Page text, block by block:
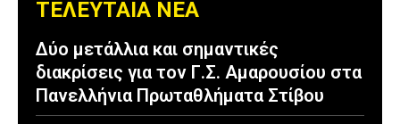
ΤΕΛΕΥΤΑΙΑ ΝΕΑ
Δύο μετάλλια και σημαντικές
διακρίσεις για τον Γ.Σ. Αμαρουσίου στα
Πανελλήνια Πρωταθλήματα Στίβου